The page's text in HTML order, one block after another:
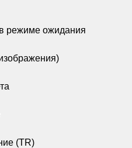
режиме ожидания
(TR)